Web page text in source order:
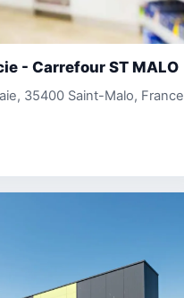
- Carrefour ST MALO
35400 Saint-Malo, France